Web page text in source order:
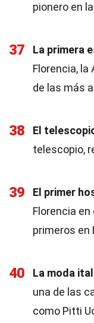
pionero en
37 La primera
Florencia, la
de las más
38 El
telescopio,
39 El primer
Florencia en
primeros en
40 La moda
una de las
como Pitti